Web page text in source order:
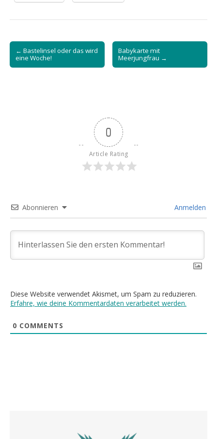
Post
navigation
← Bastelinsel oder das wird
eine Woche!
Babykarte mit
Meerjungfrau →
0
Article Rating
Abonnieren Anmelden
Diese Website verwendet Akismet, um Spam zu reduzieren.
Erfahre, wie deine Kommentardaten verarbeitet werden.
0 COMMENTS